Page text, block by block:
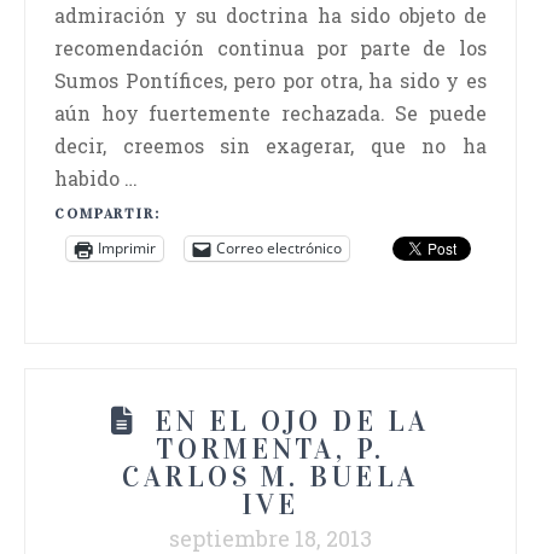
admiración y su doctrina ha sido objeto de
recomendación continua por parte de los
Sumos Pontífices, pero por otra, ha sido y es
aún hoy fuertemente rechazada. Se puede
decir, creemos sin exagerar, que no ha
habido …
COMPARTIR:
Imprimir Correo electrónico
EN EL OJO DE LA
TORMENTA, P.
CARLOS M. BUELA
IVE
septiembre 18, 2013